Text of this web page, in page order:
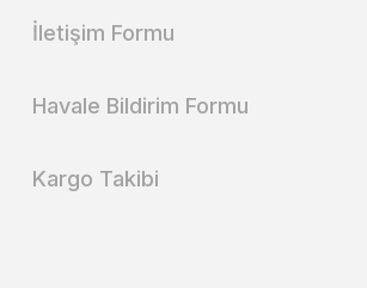
İletişim Formu
Havale Bildirim Formu
Kargo Takibi